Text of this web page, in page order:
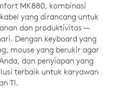
MK880, kombinasi
yang dirancang untuk
dan produktivitas —
Dengan keyboard yang
mouse yang berukir agar
dan penyiapan yang
terbaik untuk karyawan
TI.